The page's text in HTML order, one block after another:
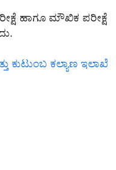
ಹಾಗೂ ಮೌಖಿಕ ಪರೀಕ್ಷೆ
ಕುಟುಂಬ ಕಲ್ಯಾಣ ಇಲಾಖೆ